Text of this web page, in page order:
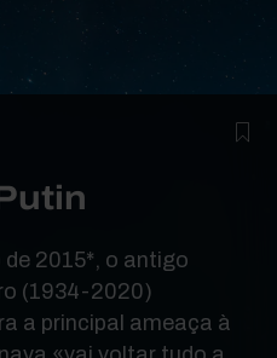
2015*, o antigo
(1934-2020)
a principal ameaça à